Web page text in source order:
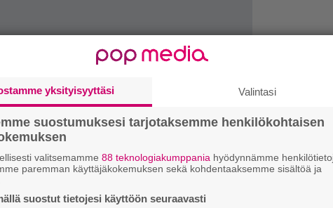
yksityisyyttäsi Valintasi
suostumuksesi tarjotaksemme henkilökohtaisen
valitsemamme 88 teknologiakumppania hyödynnämme
paremman käyttäjäkokemuksen sekä kohdentaaksemme sisältöä ja
suostut tietojesi käyttöön seuraavasti